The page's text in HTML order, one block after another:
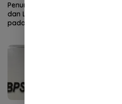
Penumpang Angkutan Udara
dan Laut di Aceh Meningkat
pada Juni 2026